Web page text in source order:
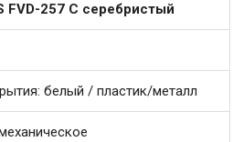
FVD-257 C серебристый
белый / пластик/металл